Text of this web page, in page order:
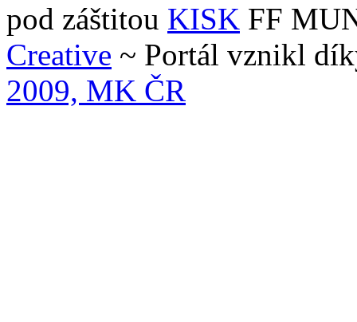
pod záštitou KISK FF
Creative ~ Portál vznikl
2009, MK ČR